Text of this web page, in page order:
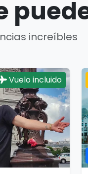
increíbles
Vuelo incluido